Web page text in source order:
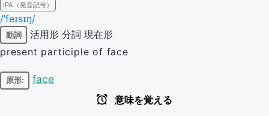
IPA（発音記号）
/ˈfeɪsɪŋ/
動詞 活用形 分詞 現在形
present participle of face
原形: face
意味を覚える